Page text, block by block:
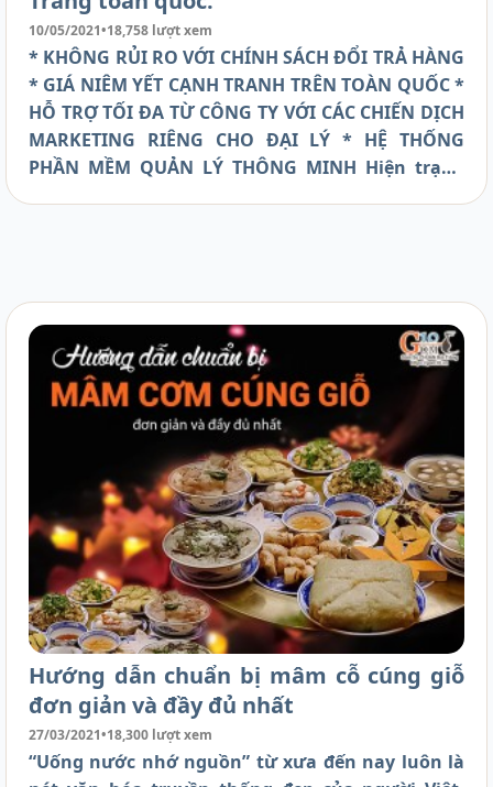
10/05/2021•18,758 lượt xem
* KHÔNG RỦI RO VỚI CHÍNH SÁCH ĐỔI TRẢ HÀNG
* GIÁ NIÊM YẾT CẠNH TRANH TRÊN TOÀN QUỐC *
HỖ TRỢ TỐI ĐA TỪ CÔNG TY VỚI CÁC CHIẾN DỊCH
MARKETING RIÊNG CHO ĐẠI LÝ * HỆ THỐNG
PHẦN MỀM QUẢN LÝ THÔNG MINH Hiện trạng
cũng như người tiêu dùng. Với mong muốn đưa
những sản phẩm CHUẨN gốc Bát Tràng đến với
mọi người dân Việt Nam, Gốm 10 đang nỗ lực
tìm kiếm và xây dựng hệ thống các cửa hàng, đại
lý gốm sứ thương hiệu Gốm 10 trên toàn quốc.
Hướng dẫn chuẩn bị mâm cỗ cúng giỗ
đơn giản và đầy đủ nhất
27/03/2021•18,300 lượt xem
“Uống nước nhớ nguồn” từ xưa đến nay luôn là